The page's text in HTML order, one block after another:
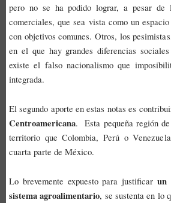
pero no se ha podido lograr, a pesar de
comerciales, que sea vista como un
con objetivos comunes. Otros, los
en el que hay grandes diferencias
existe el falso nacionalismo que
integrada.
El segundo aporte en estas notas es
Centroamericana. Esta pequeña región
territorio que Colombia, Perú o
cuarta parte de México.
Lo brevemente expuesto para justificar un
sistema agroalimentario, se sustenta en lo